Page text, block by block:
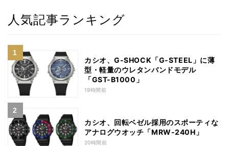
人気記事ランキング
カシオ、G-SHOCK「G-STEEL」に薄
型・軽量のウレタンバンドモデル
「GST-B1000」
19時間前
カシオ、回転ベゼル採用のスポーティな
アナログウオッチ「MRW-240H」
20時間前